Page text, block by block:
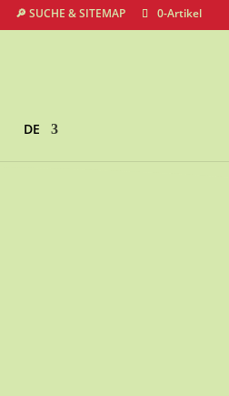
🔎 SUCHE & SITEMAP 0-Artikel
DE